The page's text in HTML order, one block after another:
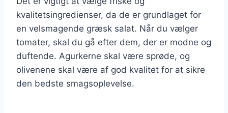
kvalitetsingredienser, da de er grundlaget for
en velsmagende græsk salat. Når du vælger
tomater, skal du gå efter dem, der er modne og
duftende. Agurkerne skal være sprøde, og
olivenene skal være af god kvalitet for at sikre
den bedste smagsoplevelse.